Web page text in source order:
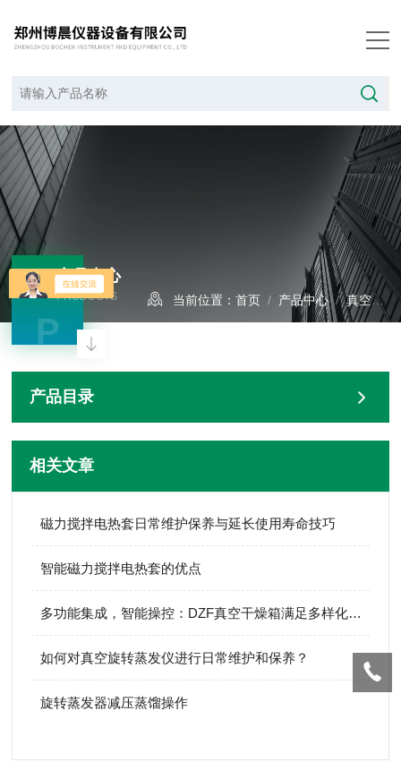
产品中心
PRODUCTS
P
当前位置：首页 / 产品中心/真空干燥箱系列
产品目录
相关文章
磁力搅拌电热套日常维护保养与延长使用寿命技巧
智能磁力搅拌电热套的优点
多功能集成，智能操控：DZF真空干燥箱满足多样化干燥需求，提升工作效率
如何对真空旋转蒸发仪进行日常维护和保养？
旋转蒸发器减压蒸馏操作